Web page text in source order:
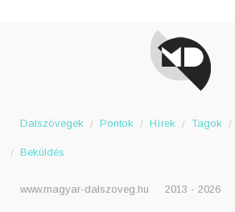
Dalszövegek Pontok Hírek Tagok
Beküldés
www.magyar-dalszoveg.hu 2013 - 2026